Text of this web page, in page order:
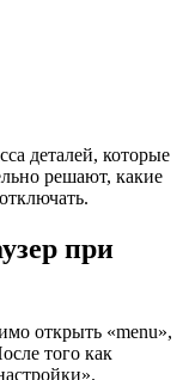
деталей, которые
решают, какие
при
открыть «menu»,
того как